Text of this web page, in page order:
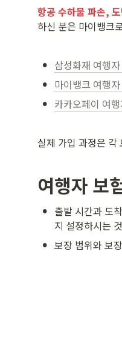
항공 수하물 파손,
하신 분은 마이뱅크
• 삼성화재 여행
• 마이뱅크 여행
• 카카오페이 여
실제 가입 과정은 각
여행자 보
• 출발 시간과 도
지 설정하시는
• 보장 범위와 보